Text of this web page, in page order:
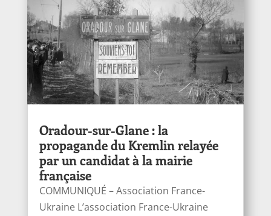
Oradour-sur-Glane : la
propagande du Kremlin relayée
par un candidat à la mairie
française
COMMUNIQUÉ – Association France-
Ukraine L’association France-Ukraine